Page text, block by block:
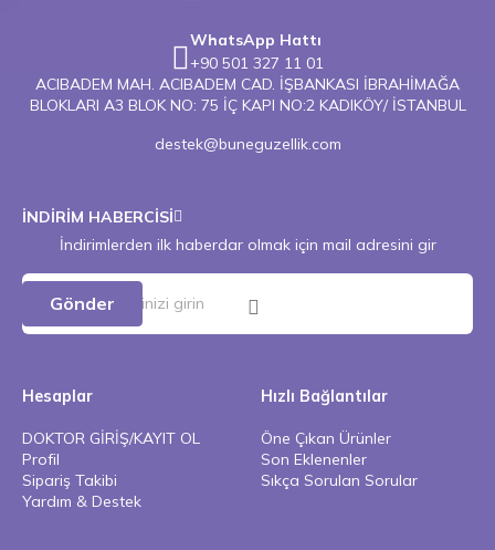
WhatsApp Hattı
+90 501 327 11 01
ACIBADEM MAH. ACIBADEM CAD. İŞBANKASI İBRAHİMAĞA
BLOKLARI A3 BLOK NO: 75 İÇ KAPI NO:2 KADIKÖY/ İSTANBUL
destek@buneguzellik.com
İNDİRİM HABERCİSİ
İndirimlerden ilk haberdar olmak için mail adresini gir
Gönder
Hesaplar
DOKTOR GİRİŞ/KAYIT OL
Profil
Sipariş Takibi
Yardım & Destek
Hızlı Bağlantılar
Öne Çıkan Ürünler
Son Eklenenler
Sıkça Sorulan Sorular